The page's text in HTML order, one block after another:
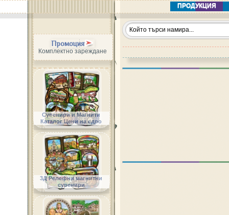
ПРОДУКЦИЯ
Промоция
Комплектно зареждане
Сувенири и Магнити
Каталог Цени на едро
3Д Релефни магнитни
сувенири